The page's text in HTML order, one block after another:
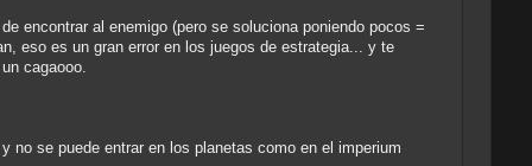
encontrar al enemigo (pero se soluciona poniendo pocos =
eso es un gran error en los juegos de estrategia... y te
cagaooo.
no se puede entrar en los planetas como en el imperium